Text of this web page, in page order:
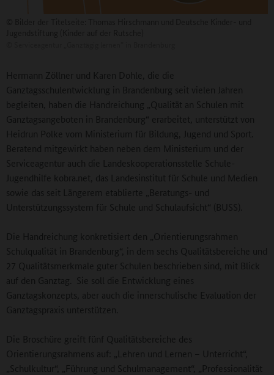
Hermann Zöllner und Karen Dohle, die die
Ganztagsschulentwicklung in Brandenburg seit vielen Jahren
begleiten, haben die Handreichung „Qualität an Schulen mit
Ganztagsangeboten in Brandenburg“ erarbeitet, unterstützt von
Heidrun Polke vom Ministerium für Bildung, Jugend und Sport.
Beratend mitgewirkt haben neben dem Ministerium und der
Serviceagentur auch die Landeskooperationsstelle Schule-
Jugendhilfe kobra.net, das Landesinstitut für Schule und Medien
sowie das seit Längerem etablierte „Beratungs- und
Unterstützungssystem für Schule und Schulaufsicht“ (BUSS).
Die Handreichung konkretisiert den „Orientierungsrahmen
Schulqualität in Brandenburg“, in dem sechs Qualitätsbereiche und
27 Qualitätsmerkmale guter Schulen beschrieben sind, mit Blick
auf den Ganztag. Sie soll die Entwicklung eines
Ganztagskonzepts, aber auch die innerschulische Evaluation der
Ganztagspraxis unterstützen.
Die Broschüre greift fünf Qualitätsbereiche des
Orientierungsrahmens auf: „Lehren und Lernen – Unterricht“,
„Schulkultur“, „Führung und Schulmanagement“, „Professionalität